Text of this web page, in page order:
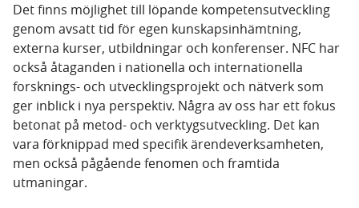
Det finns möjlighet till löpande kompetensutveckling
genom avsatt tid för egen kunskapsinhämtning,
externa kurser, utbildningar och konferenser. NFC har
också åtaganden i nationella och internationella
forsknings- och utvecklingsprojekt och nätverk som
ger inblick i nya perspektiv. Några av oss har ett fokus
betonat på metod- och verktygsutveckling. Det kan
vara förknippad med specifik ärendeverksamheten,
men också pågående fenomen och framtida
utmaningar.